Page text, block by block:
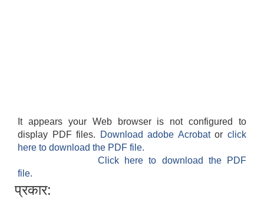
It appears your Web browser is not configured to
display PDF files.
Download adobe Acrobatorclick
here to download the PDF file.
Click here to download the PDF
file.
प्रकार: